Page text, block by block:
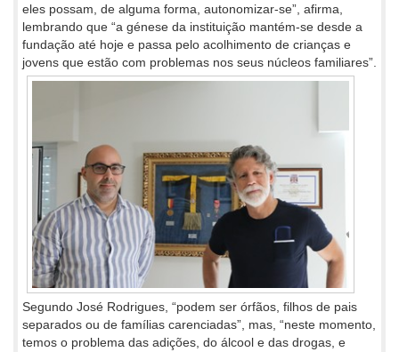
eles possam, de alguma forma, autonomizar-se”, afirma,
lembrando que “a génese da instituição mantém-se desde a
fundação até hoje e passa pelo acolhimento de crianças e
jovens que estão com problemas nos seus núcleos familiares”.
Segundo José Rodrigues, “podem ser órfãos, filhos de pais
separados ou de famílias carenciadas”, mas, “neste momento,
temos o problema das adições, do álcool e das drogas, e